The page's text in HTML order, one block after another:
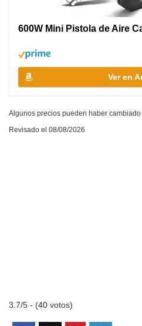
600W Mini Pistola de Aire
Ver en
Algunos precios pueden haber
Revisado el 08/08/2026
3.7/5 - (40 votos)